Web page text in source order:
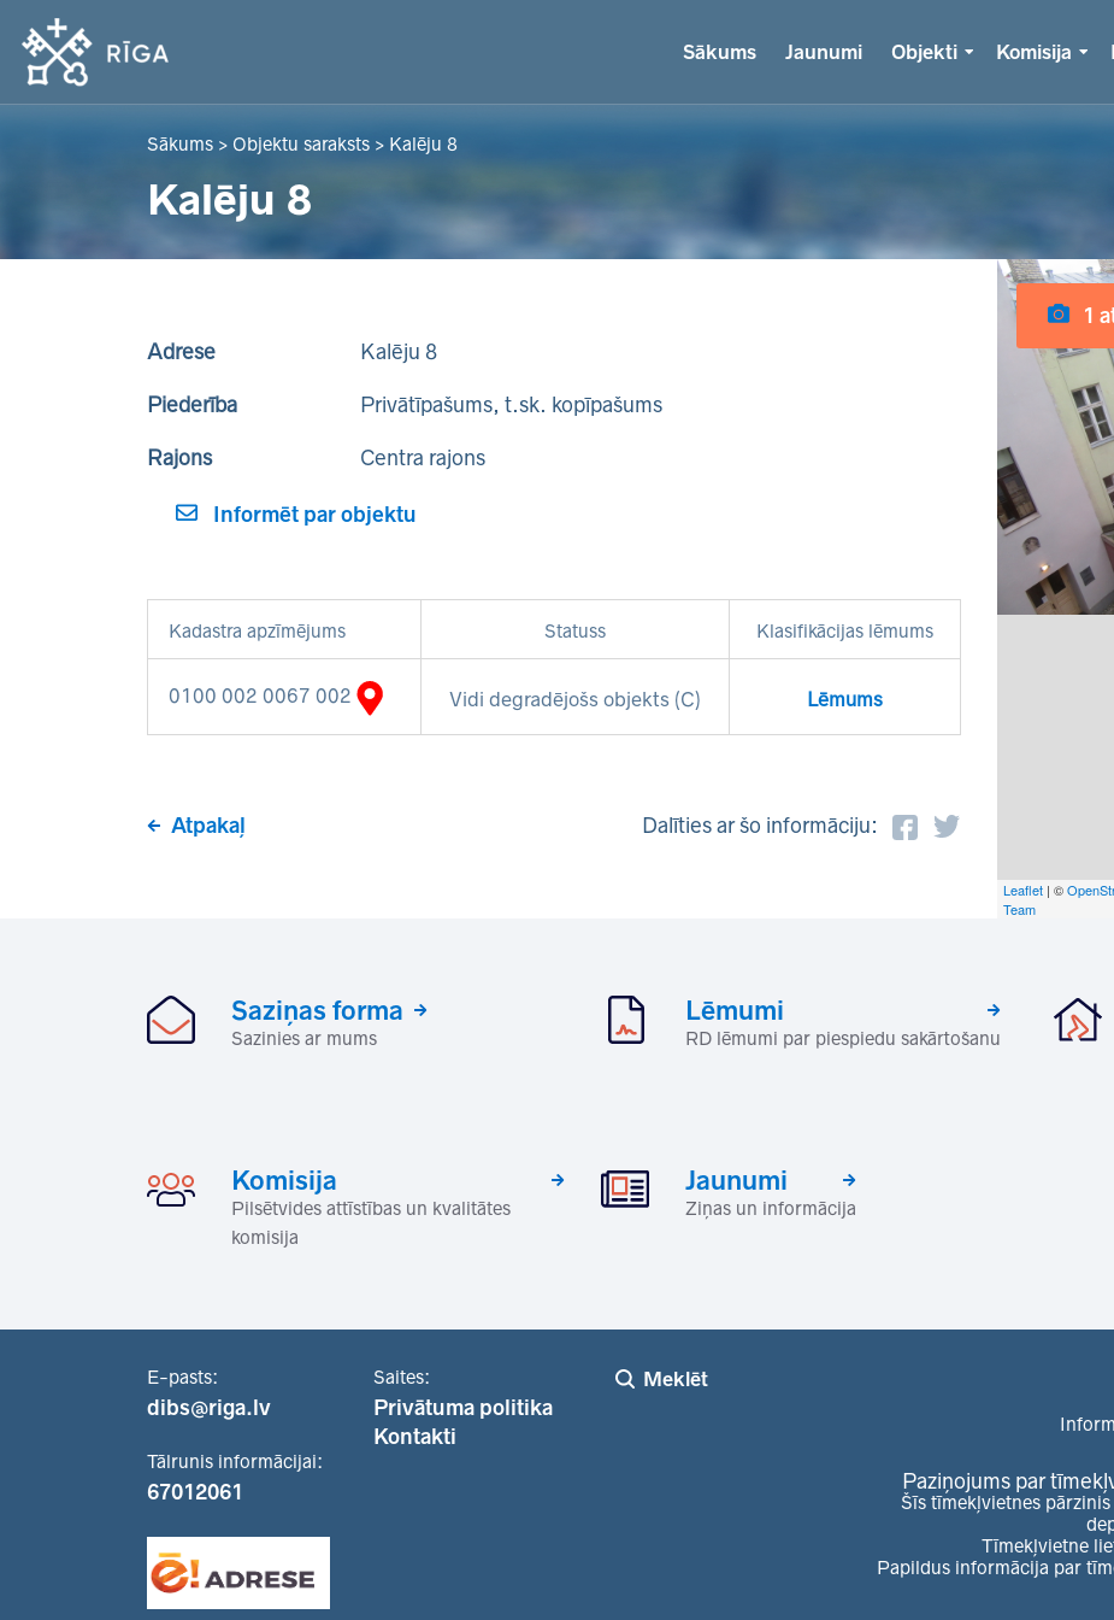
Sākums Jaunumi Objekti Komisija
Sākums > Objektu saraksts > Kalēju 8
Kalēju 8
Adrese Kalēju 8
Piederība Privātīpašums, t.sk. kopīpašums
Rajons Centra rajons
Informēt par objektu
Kadastra apzīmējums Statuss Klasifikācijas lēmums
0100 002 0067 002 Vidi degradējošs objekts (C) Lēmums
Atpakaļ Dalīties ar šo informāciju:
1
Leaflet | ©
Team
Saziņas forma
Sazinies ar mums
Lēmumi
RD lēmumi par piespiedu sakārtošanu
Komisija
Pilsētvides attīstības un kvalitātes
komisija
Jaunumi
Ziņas un informācija
E-pasts:
dibs@riga.lv
Tālrunis informācijai:
67012061
Saites:
Privātuma politika
Kontakti
Meklēt
Paziņojums par
Šīs tīmekļvietnes
Tīmekļvietne
Papildus informācija par